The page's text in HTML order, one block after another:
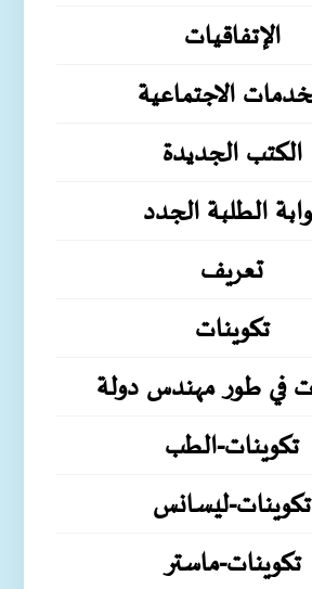
الإتفاقيات
الاجتماعية
الكتب الجديدة
الطلبة الجدد
تعريف
تكوينات
في طور مهندس دولة
تكوينات-الطب
تكوينات-ليسانس
تكوينات-ماستر